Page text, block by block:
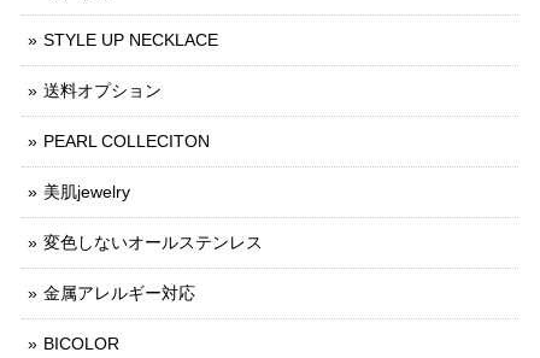
STYLE UP NECKLACE
送料オプション
PEARL COLLECITON
美肌jewelry
変色しないオールステンレス
金属アレルギー対応
BICOLOR